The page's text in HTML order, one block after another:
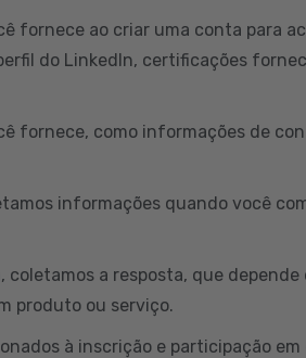
fornece ao criar uma conta para
do LinkedIn, certificações
fornece, como informações de
informações quando você
coletamos a resposta, que
produto ou serviço.
à inscrição e participação